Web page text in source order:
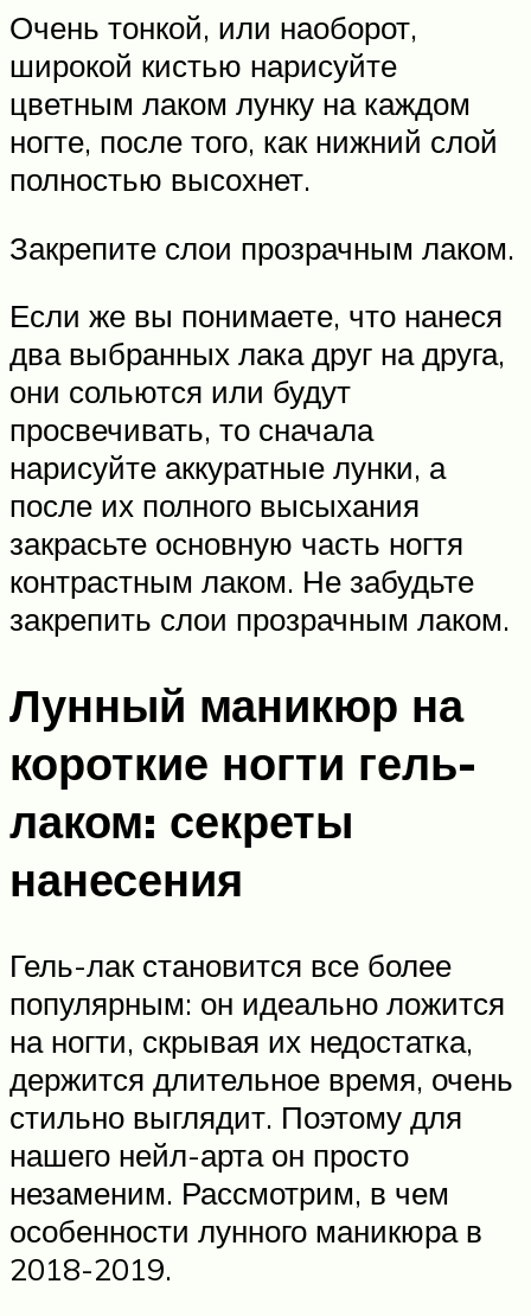
Очень тонкой, или наоборот,
широкой кистью нарисуйте
цветным лаком лунку на каждом
ногте, после того, как нижний слой
полностью высохнет.
Закрепите слои прозрачным лаком.
Если же вы понимаете, что нанеся
два выбранных лака друг на друга,
они сольются или будут
просвечивать, то сначала
нарисуйте аккуратные лунки, а
после их полного высыхания
закрасьте основную часть ногтя
контрастным лаком. Не забудьте
закрепить слои прозрачным лаком.
Лунный маникюр на
короткие ногти гель-
лаком: секреты
нанесения
Гель-лак становится все более
популярным: он идеально ложится
на ногти, скрывая их недостатка,
держится длительное время, очень
стильно выглядит. Поэтому для
нашего нейл-арта он просто
незаменим. Рассмотрим, в чем
особенности лунного маникюра в
2018-2019.